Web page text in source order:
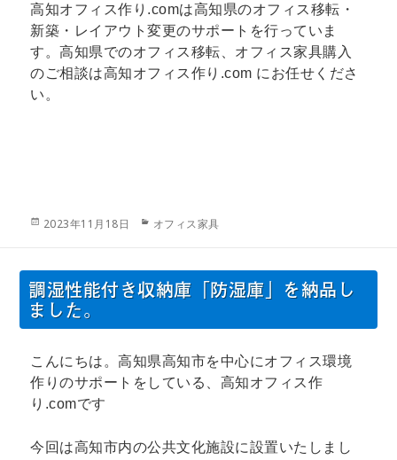
高知オフィス作り.comは高知県のオフィス移転・
新築・レイアウト変更のサポートを行っていま
す。高知県でのオフィス移転、オフィス家具購入
のご相談は高知オフィス作り.com にお任せくださ
い。
投
2023年11月18日
カ
リ
ー
オフィス家具
調湿性能付き収納庫「防湿庫」を納品し
ました。
こんにちは。高知県高知市を中心にオフィス環境
作りのサポートをしている、高知オフィス作
り.comです
今回は高知市内の公共文化施設に設置いたしまし